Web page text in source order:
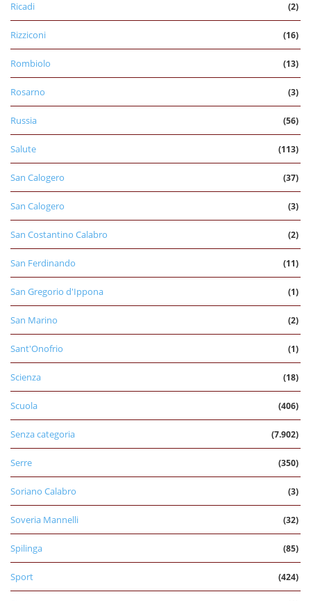
Ricadi (2)
Rizziconi (16)
Rombiolo (13)
Rosarno (3)
Russia (56)
Salute (113)
San Calogero (37)
San Calogero (3)
San Costantino Calabro (2)
San Ferdinando (11)
San Gregorio d'Ippona (1)
San Marino (2)
Sant'Onofrio (1)
Scienza (18)
Scuola (406)
Senza categoria (7.902)
Serre (350)
Soriano Calabro (3)
Soveria Mannelli (32)
Spilinga (85)
Sport (424)